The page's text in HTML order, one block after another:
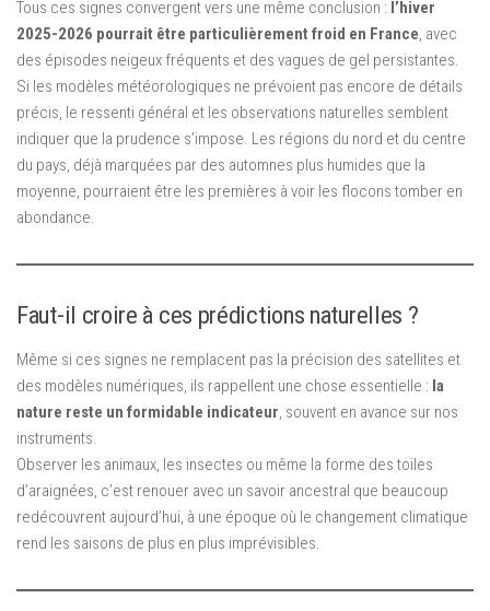
Tous ces signes convergent vers une même conclusion : l’hiver
2025-2026 pourrait être particulièrement froid en France, avec
des épisodes neigeux fréquents et des vagues de gel persistantes.
Si les modèles météorologiques ne prévoient pas encore de détails
précis, le ressenti général et les observations naturelles semblent
indiquer que la prudence s’impose. Les régions du nord et du centre
du pays, déjà marquées par des automnes plus humides que la
moyenne, pourraient être les premières à voir les flocons tomber en
abondance.
Faut-il croire à ces prédictions naturelles ?
Même si ces signes ne remplacent pas la précision des satellites et
des modèles numériques, ils rappellent une chose essentielle : la
nature reste un formidable indicateur, souvent en avance sur nos
instruments.
Observer les animaux, les insectes ou même la forme des toiles
d’araignées, c’est renouer avec un savoir ancestral que beaucoup
redécouvrent aujourd’hui, à une époque où le changement climatique
rend les saisons de plus en plus imprévisibles.